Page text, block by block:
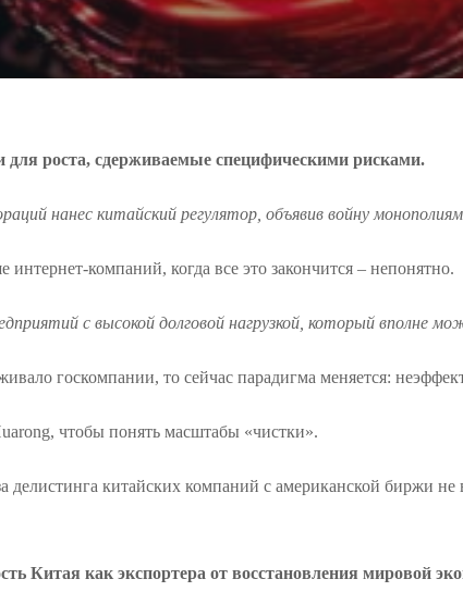
роста, сдерживаемые специфическими рисками.
нанес китайский регулятор, объявив войну
интернет-компаний, когда все это закончится – непонятно.
с высокой долговой нагрузкой, который
госкомпании, то сейчас парадигма меняется:
чтобы понять масштабы «чистки».
китайских компаний с американской биржи
Китая как экспортера от восстановления мировой